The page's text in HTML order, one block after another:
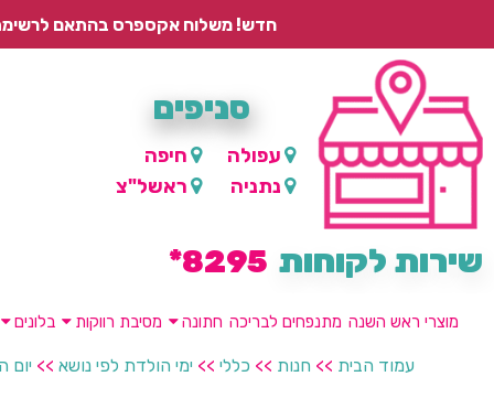
חדש! משלוח אקספרס בהתאם לרשימת היישובים – עד 2 ימי עסקים, ועד 4 ימי עסקים למוצרים
סניפים
עפולה
חיפה
נתניה
ראשל"צ
שירות לקוחות 8295*
מוצרי ראש השנה מתנפחים לבריכה חתונה מסיבת רווקות בלונים
עמוד הבית >> חנות >> כללי >> ימי הולדת לפי נושא >> יום